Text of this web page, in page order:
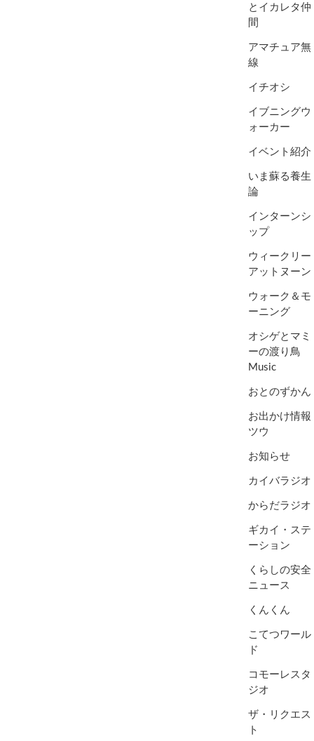
とイカレタ仲
間
アマチュア無
線
イチオシ
イブニングウ
ォーカー
イベント紹介
いま蘇る養生
論
インターンシ
ップ
ウィークリー
アットヌーン
ウォーク＆モ
ーニング
オシゲとマミ
ーの渡り鳥
Music
おとのずかん
お出かけ情報
ツウ
お知らせ
カイバラジオ
からだラジオ
ギカイ・ステ
ーション
くらしの安全
ニュース
くんくん
こてつワール
ド
コモーレスタ
ジオ
ザ・リクエス
ト